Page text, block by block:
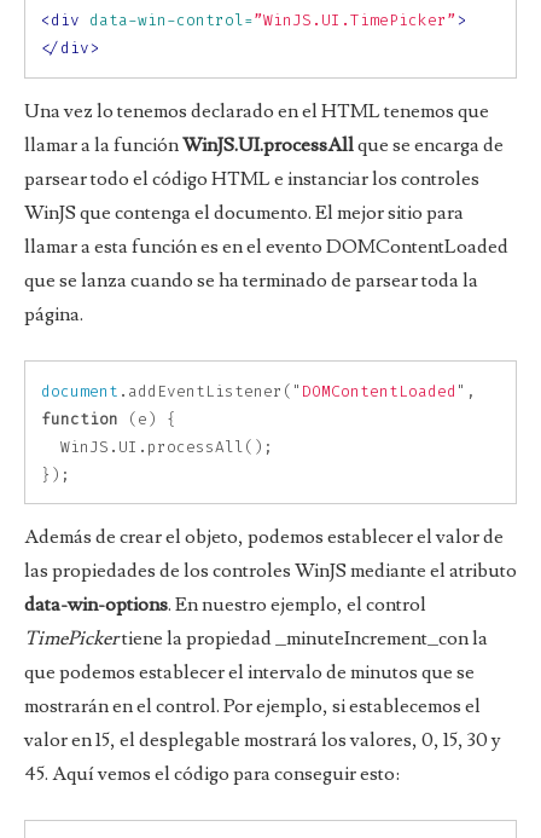
<div data-win-control=”WinJS.UI.TimePicker” >
</div>
Una vez lo tenemos declarado en el HTML tenemos que
llamar a la funciónWinJS.UI.processAllque se encarga de
parsear todo el código HTML e instanciar los controles
WinJS que contenga el documento. El mejor sitio para
llamar a esta función es en el evento DOMContentLoaded
que se lanza cuando se ha terminado de parsear toda la
página.
document . addEventListener ( " DOMContentLoaded " ,
function
(e)
{
WinJS . UI . processAll();
});
Además de crear el objeto, podemos establecer el valor de
las propiedades de los controles WinJS mediante el atributo
data-win-options. En nuestro ejemplo, el control
TimePickertiene la propiedad _minuteIncrement_con la
que podemos establecer el intervalo de minutos que se
mostrarán en el control. Por ejemplo, si establecemos el
valor en 15, el desplegable mostrará los valores, 0, 15, 30 y
45. Aquí vemos el código para conseguir esto: